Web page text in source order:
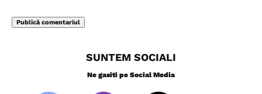
SUNTEM SOCIALI
Ne gasiti pe Social Media